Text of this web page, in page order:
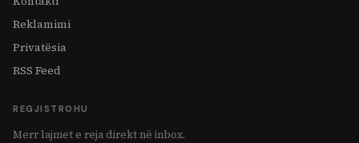
Reklamimi
Privatësia
RSS Feed
REGJISTROHU
Merr lajmet e reja direkt në inbox.